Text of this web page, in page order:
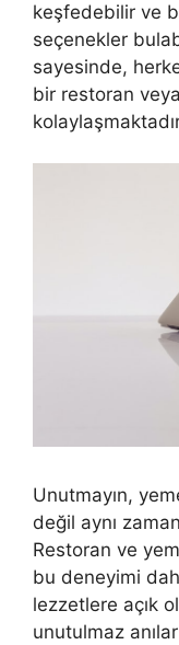
keşfedebilir ve
seçenekler
sayesinde,
bir restoran
Unutmayın,
değil aynı
Restoran ve
bu deneyimi
lezzetlere açık
unutulmaz